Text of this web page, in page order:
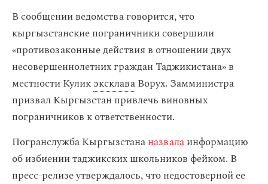
В сообщении ведомства говорится, что
кыргызстанские пограничники совершили
«противозаконные действия в отношении двух
несовершеннолетних граждан Таджикистана» в
местности КуликэксклаваВорух. Замминистра
призвал Кыргызстан привлечь виновных
пограничников к ответственности.
Погранслужба Кыргызстананазвалаинформацию
об избиении таджикских школьников фейком. В
пресс-релизе утверждалось, что недостоверной ее